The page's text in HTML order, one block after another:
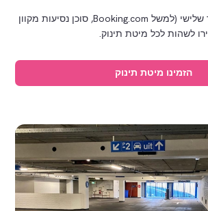
*אם הזמנתם דרך צד שלישי (למשל Booking.com, סוכן נסיעות מקוון
הזמינו מיטת תינוק